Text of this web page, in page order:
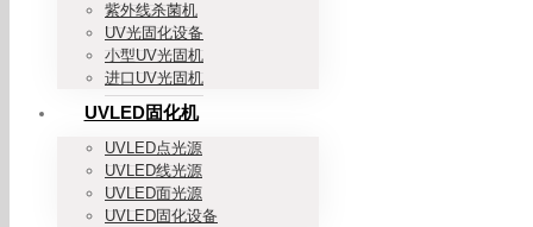
紫外线杀菌机
UV光固化设备
小型UV光固机
进口UV光固机
UVLED固化机
UVLED点光源
UVLED线光源
UVLED面光源
UVLED固化设备